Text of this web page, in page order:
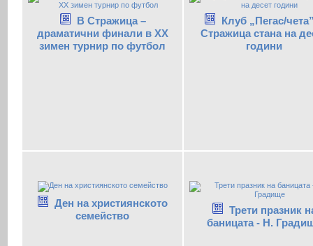
В Стражица –
драматични финали в ХХ
зимен турнир по футбол
Клуб „Пегас/
Стражица стана на
години
Ден на християнското
семейство
Трети празник
баницата - Н.